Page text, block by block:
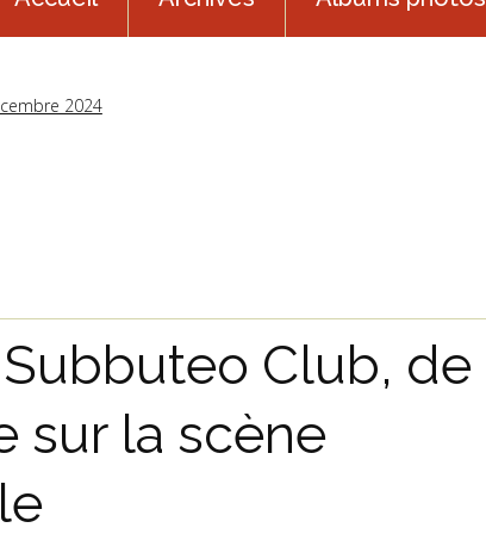
2024
Club, de
sur la scène